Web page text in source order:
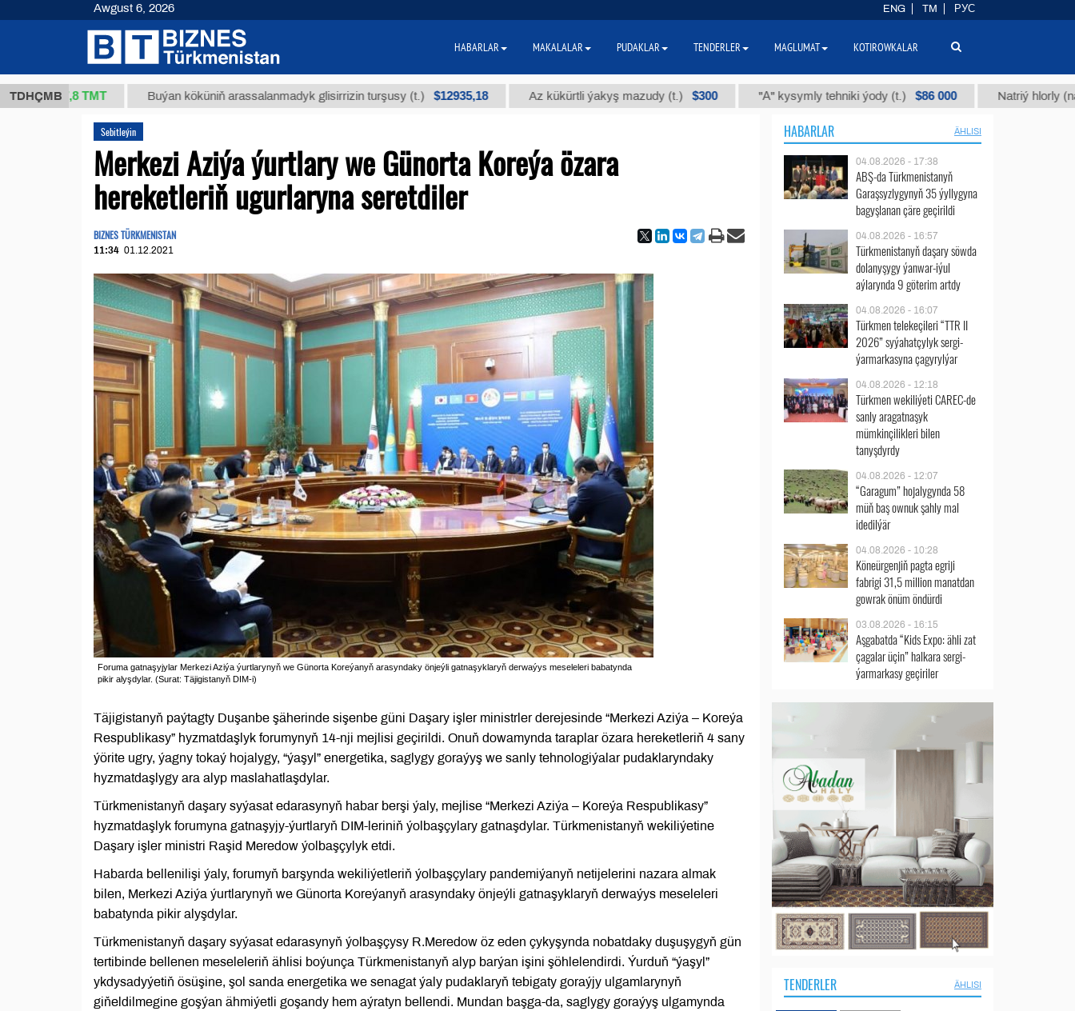
TDHÇMB
37,8 ТМТ Buýan köküniň arassalanmadyk glisirrizin turşusy (t.) $12935,18 Az kükürtli ýakyş mazudy (t.) $300 "А" kysymly tehniki ýody (t.) $86 000 Natriý hlorly (nahar
Sebitleýin
Merkezi Aziýa ýurtlary we Günorta Koreýa özara
hereketleriň ugurlaryna seretdiler
BIZNES TÜRKMENISTAN
11:34 01.12.2021
Foruma gatnaşyjylar Merkezi Aziýa ýurtlarynyň we Günorta Koreýanyň arasyndaky önjeýli gatnaşyklaryň derwaýys meseleleri babatynda
pikir alyşdylar. (Surat: Täjigistanyň DIM-i)
Täjigistanyň paýtagty Duşanbe şäherinde sişenbe güni Daşary işler ministrler derejesinde “Merkezi Aziýa – Koreýa
Respublikasy” hyzmatdaşlyk forumynyň 14-nji mejlisi geçirildi. Onuň dowamynda taraplar özara hereketleriň 4 sany
ýörite ugry, ýagny tokaý hojalygy, “ýaşyl” energetika, saglygy goraýyş we sanly tehnologiýalar pudaklaryndaky
hyzmatdaşlygy ara alyp maslahatlaşdylar.
Türkmenistanyň daşary syýasat edarasynyň habar berşi ýaly, mejlise “Merkezi Aziýa – Koreýa Respublikasy”
hyzmatdaşlyk forumyna gatnaşyjy-ýurtlaryň DIM-leriniň ýolbaşçylary gatnaşdylar. Türkmenistanyň wekiliýetine
Daşary işler ministri Raşid Meredow ýolbaşçylyk etdi.
Habarda bellenilişi ýaly, forumyň barşynda wekiliýetleriň ýolbaşçylary pandemiýanyň netijelerini nazara almak
bilen, Merkezi Aziýa ýurtlarynyň we Günorta Koreýanyň arasyndaky önjeýli gatnaşyklaryň derwaýys meseleleri
babatynda pikir alyşdylar.
Türkmenistanyň daşary syýasat edarasynyň ýolbaşçysy R.Meredow öz eden çykyşynda nobatdaky duşuşygyň gün
tertibinde bellenen meseleleriň ählisi boýunça Türkmenistanyň alyp barýan işini şöhlelendirdi. Ýurduň “ýaşyl”
ykdysadyýetiň ösüşine, şol sanda energetika we senagat ýaly pudaklaryň tebigaty goraýjy ulgamlarynyň
giňeldilmegine goşýan ähmiýetli goşandy hem aýratyn bellendi. Mundan başga-da, saglygy goraýyş ulgamynda
HABARLAR ÄHLISI
04.08.2026 - 17:38
ABŞ-da Türkmenistanyň
Garaşsyzlygynyň 35 ýyllygyna
bagyşlanan çäre geçirildi
04.08.2026 - 16:57
Türkmenistanyň daşary söwda
dolanyşygy ýanwar-iýul
aýlarynda 9 göterim artdy
04.08.2026 - 16:07
Türkmen telekeçileri “TTR II
2026” syýahatçylyk sergi-
ýarmarkasyna çagyrylýar
04.08.2026 - 12:18
Türkmen wekiliýeti CAREC-de
sanly aragatnaşyk
mümkinçilikleri bilen
tanyşdyrdy
04.08.2026 - 12:07
“Garagum” hojalygynda 58
müň baş ownuk şahly mal
idedilýär
04.08.2026 - 10:28
Köneürgenjiň pagta egriji
fabrigi 31,5 million manatdan
gowrak önüm öndürdi
03.08.2026 - 16:15
Aşgabatda “Kids Expo: ähli zat
çagalar üçin” halkara sergi-
ýarmarkasy geçiriler
TENDERLER ÄHLISI
Awgust 6, 2026 ENG TM РУС
HABARLAR MAKALALAR PUDAKLAR TENDERLER MAGLUMAT KOTIROWKALAR